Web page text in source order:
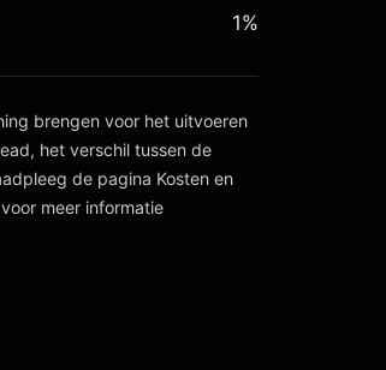
1%
brengen voor het uitvoeren
het verschil tussen de
de pagina Kosten en
meer informatie